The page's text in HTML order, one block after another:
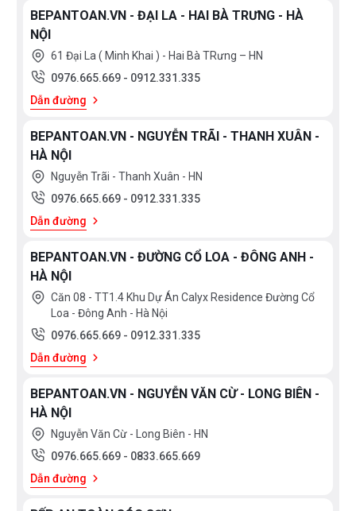
năng này bếp vẫn hoạt động bình thường toàn bộ bảng
điều khiển sẽ vô hiệu hóa tuy chỉ có nút nguồn ( on/ off) sử
dụng được. Chức năng này rất thích hợp khi bạn muốn
làm những công việc gì đó mà có trẻ nhỏ ỏ gần khu vực
bếp.
BẢN VẼ KÍCH THƯỚC:
Bạn quan tâm tới những sản phẩm bếp từ cũng như
các sản phẩm thiết bị nhà bếp và thiết bị phòng
tắm vui lòng liên hệ với chúng tôi
theohotline 0976665669 - 0912331335
nhất hoặc tới trực tiếp địa chỉ hệ thống của Bếp an
toàn để được tư vấn tốt nhất từ các nhân viên bán
hàng của chúng tôi!
BEPANTOAN.VN - ĐẠI LA - HAI BÀ TRƯNG - HÀ
NỘI
61 Đại La ( Minh Khai ) - Hai Bà TRưng – HN
0976.665.669 - 0912.331.335
Dẫn đường
BEPANTOAN.VN - NGUYỄN TRÃI - THANH XUÂN -
HÀ NỘI
Nguyễn Trãi - Thanh Xuân - HN
0976.665.669 - 0912.331.335
Dẫn đường
BEPANTOAN.VN - ĐƯỜNG CỔ LOA - ĐÔNG ANH -
HÀ NỘI
Căn 08 - TT1.4 Khu Dự Án Calyx Residence Đường Cổ
Loa - Đông Anh - Hà Nội
0976.665.669 - 0912.331.335
Dẫn đường
BEPANTOAN.VN - NGUYỄN VĂN CỪ - LONG BIÊN -
HÀ NỘI
Nguyễn Văn Cừ - Long Biên - HN
0976.665.669 - 0833.665.669
Dẫn đường